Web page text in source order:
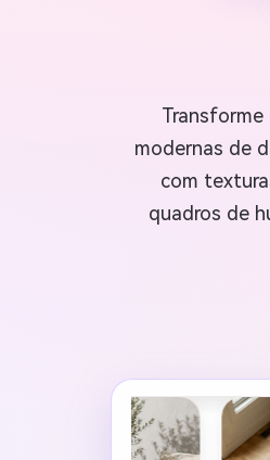
modernas de
com
quadros de